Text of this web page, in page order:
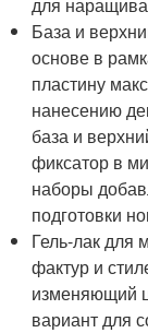
База и
основе в
пластину
нанесению
база и
фиксатор в
наборы
подготовки
Гель-лак для
фактур и
изменяющий
вариант для